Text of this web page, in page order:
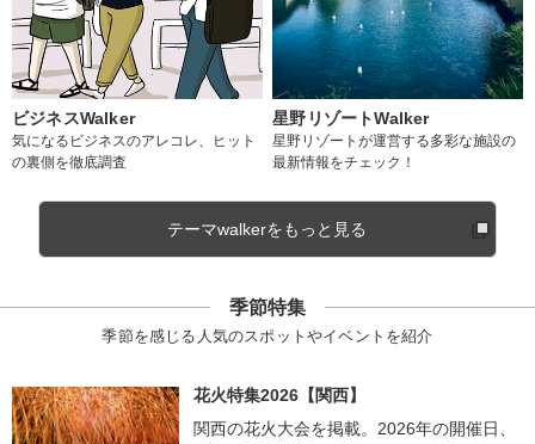
ビジネスWalker
気になるビジネスのアレコレ、ヒット
の裏側を徹底調査
星野リゾートWalker
星野リゾートが運営する多彩な施設の
最新情報をチェック！
テーマwalkerをもっと見る
季節特集
季節を感じる人気のスポットやイベントを紹介
花火特集2026【関西】
関西の花火大会を掲載。2026年の開催日、